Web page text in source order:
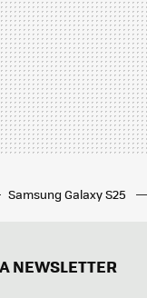
Samsung Galaxy S25
NEWSLETTER